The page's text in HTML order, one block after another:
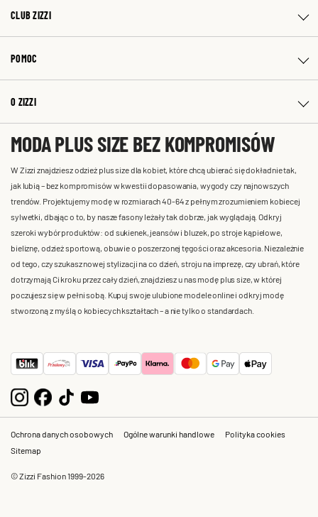
CLUB ZIZZI
POMOC
O ZIZZI
MODA PLUS SIZE BEZ KOMPROMISÓW
W Zizzi znajdziesz odzież plus size dla kobiet, które chcą ubierać się dokładnie tak,
jak lubią – bez kompromisów w kwestii dopasowania, wygody czy najnowszych
trendów. Projektujemy modę w rozmiarach 40-64 z pełnym zrozumieniem kobiecej
sylwetki, dbając o to, by nasze fasony leżały tak dobrze, jak wyglądają. Odkryj
szeroki wybór produktów: od sukienek, jeansów i bluzek, po stroje kąpielowe,
bieliznę, odzież sportową, obuwie o poszerzonej tęgości oraz akcesoria. Niezależnie
od tego, czy szukasz nowej stylizacji na co dzień, stroju na imprezę, czy ubrań, które
dotrzymają Ci kroku przez cały dzień, znajdziesz u nas modę plus size, w której
poczujesz się w pełni sobą. Kupuj swoje ulubione modele online i odkryj modę
stworzoną z myślą o kobiecych kształtach – a nie tylko o standardach.
Ochrona danych osobowych Ogólne warunki handlowe
Polityka cookies
Sitemap
© Zizzi Fashion 1999-2026